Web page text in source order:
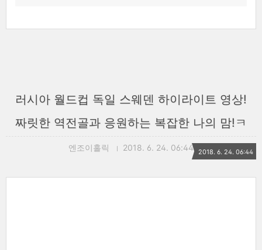
러시아 월드컵 독일 스웨덴 하이라이트 영상!
짜릿한 역전골과 응원하는 복잡한 나의 맘!ㅋ
엔조이홀릭 2018. 6. 24. 06:44 2018. 6. 24. 06:44